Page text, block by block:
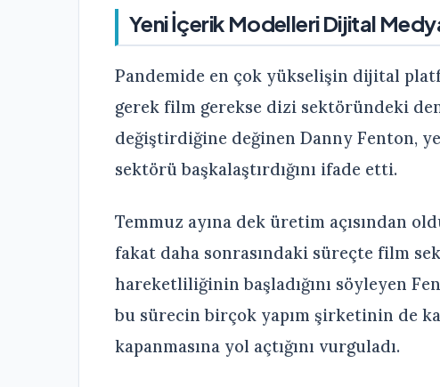
Yeni İçerik Modelleri Dijital
Pandemide en çok yükselişin dijital
gerek film gerekse dizi sektöründeki
değiştirdiğine değinen Danny Fenton,
sektörü başkalaştırdığını ifade etti.
Temmuz ayına dek üretim açısından
fakat daha sonrasındaki süreçte film
hareketliliğinin başladığını söyleyen
bu sürecin birçok yapım şirketinin de
kapanmasına yol açtığını vurguladı.